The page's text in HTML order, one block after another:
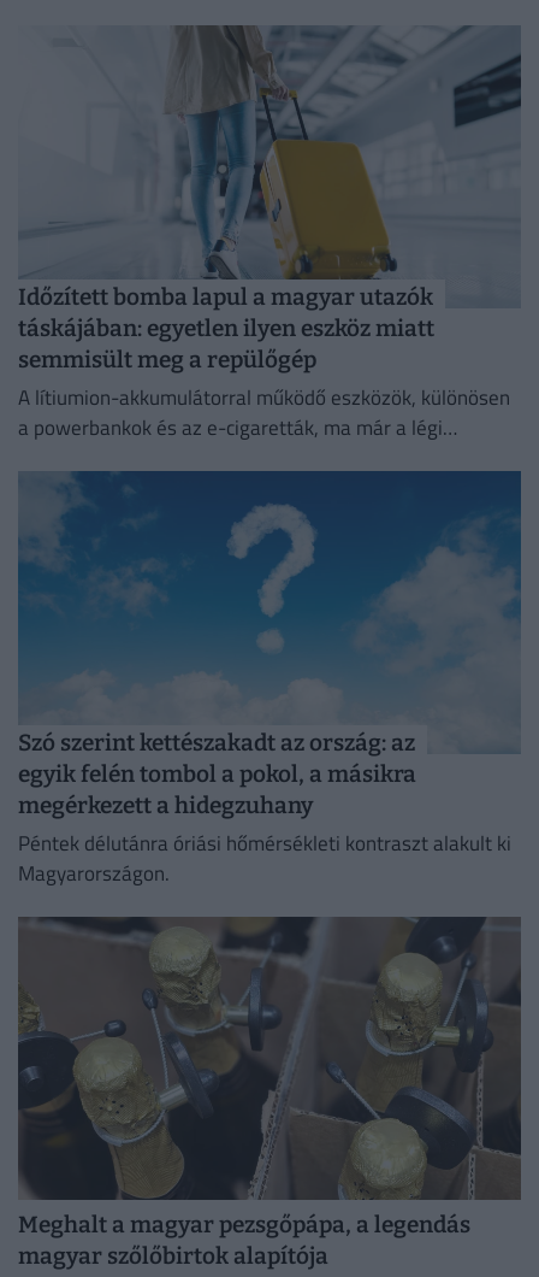
Időzített bomba lapul a magyar utazók
táskájában: egyetlen ilyen eszköz miatt
semmisült meg a repülőgép
A lítiumion-akkumulátorral működő eszközök, különösen
a powerbankok és az e-cigaretták, ma már a légi
jelentik.
Szó szerint kettészakadt az ország: az
egyik felén tombol a pokol, a másikra
megérkezett a hidegzuhany
Péntek délutánra óriási hőmérsékleti kontraszt alakult ki
Magyarországon.
Meghalt a magyar pezsgőpápa, a legendás
magyar szőlőbirtok alapítója